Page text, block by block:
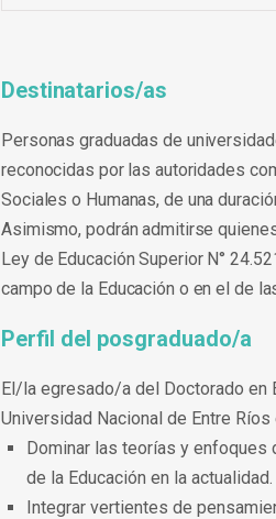
Destinatarios/as
Personas graduadas de
reconocidas por las autoridades
Sociales o Humanas, de una
Asimismo, podrán admitirse
Ley de Educación Superior N°
campo de la Educación o en el de
Perfil del posgraduado/a
El/la egresado/a del Doctorado en
Universidad Nacional de Entre
Dominar las teorías y
de la Educación en la actualidad.
Integrar vertientes de